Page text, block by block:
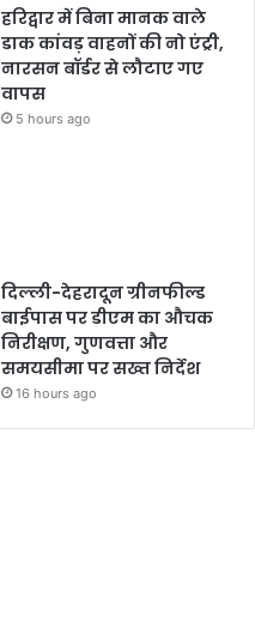
हरिद्वार में बिना मानक वाले
डाक कांवड़ वाहनों की नो एंट्री,
नारसन बॉर्डर से लौटाए गए
वापस
5 hours ago
दिल्ली-देहरादून ग्रीनफील्ड
बाईपास पर डीएम का औचक
निरीक्षण, गुणवत्ता और
समयसीमा पर सख्त निर्देश
16 hours ago